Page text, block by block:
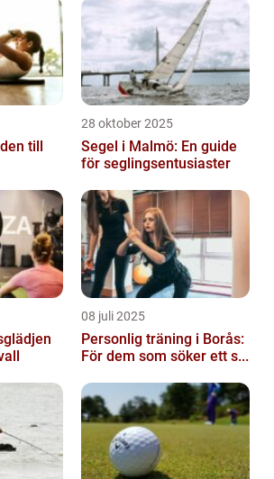
till
28 oktober 2025
Segel i Malmö: En guide
för seglingsentusiaster
08 juli 2025
Personlig träning i Borås:
För dem som söker ett s...